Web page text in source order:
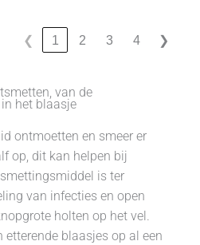
❮ 1 2 3 4 ❯
van de
het blaasje
ontmoetten en smeer er
op, dit kan helpen bij
is ter
van infecties en open
holten op het vel.
etterende blaasjes op al een